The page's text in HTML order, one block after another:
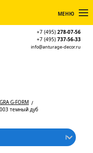
МЕНЮ
+7 (495) 278-07-56
+7 (495) 737-56-33
info@anturage-decor.ru
G-FORM
темный дуб